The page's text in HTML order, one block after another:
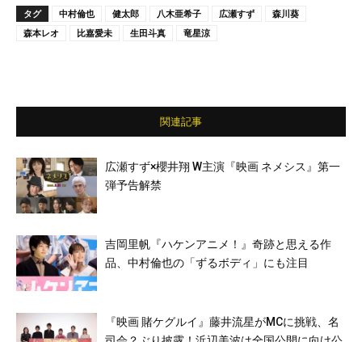
タグ 中村倫也 健太郎 八木亜希子 広瀬すず
森川葵
森本レオ
比嘉愛未 生田斗真 竜星涼
関連記事
広瀬すず×櫻井翔 W主演『映画 ネメシス』第一
弾予告解禁
吉岡里帆『ハケンアニメ！』奇跡と思える作
品、中村倫也の「ずるボディ」にも注目
『映画 賭ケグルイ』藤井流星がMCに挑戦、名